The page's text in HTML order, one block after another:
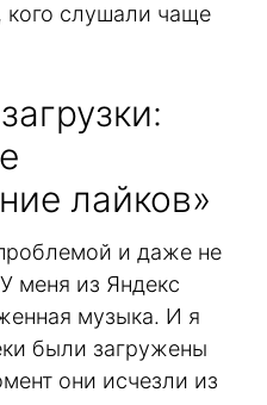
, кого слушали чаще
лайков»
и даже не
меня из Яндекс
музыка. И я
были загружены
они исчезли из